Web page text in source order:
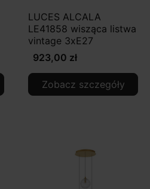
LUCES ALCALA
LE41858 wisząca listwa
vintage 3xE27
923,00 zł
Zobacz szczegóły